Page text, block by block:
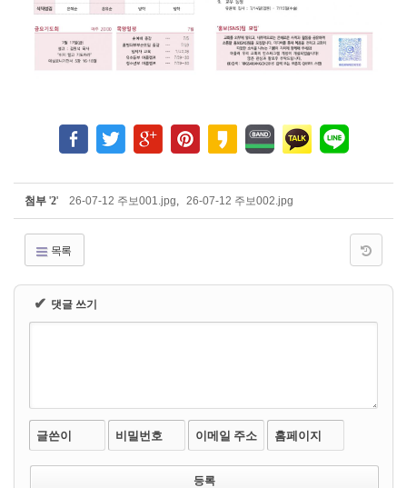
첨부 '2' 26-07-12 주보001.jpg, 26-07-12 주보002.jpg
목록
✔ 댓글 쓰기
글쓴이 비밀번호 이메일 주소 홈페이지